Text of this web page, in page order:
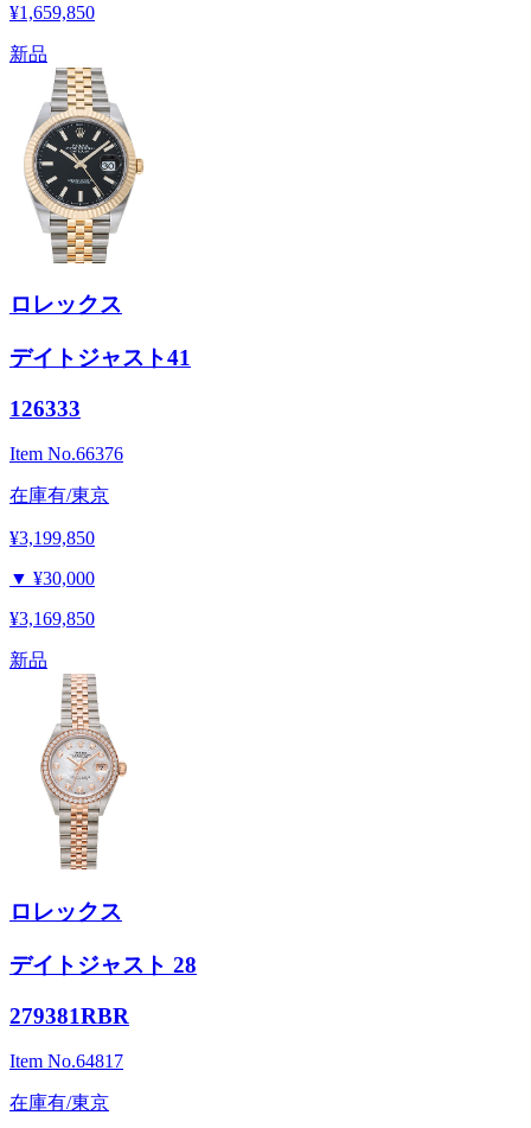
¥1,659,850
新品
ロレックス
デイトジャスト41
126333
Item No.66376
在庫有/東京
¥3,199,850
▼ ¥30,000
¥3,169,850
新品
ロレックス
デイトジャスト 28
279381RBR
Item No.64817
在庫有/東京